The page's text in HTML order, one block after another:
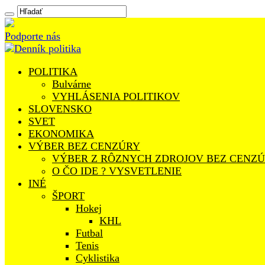
Podporte nás
POLITIKA
Bulvárne
VYHLÁSENIA POLITIKOV
SLOVENSKO
SVET
EKONOMIKA
VÝBER BEZ CENZÚRY
VÝBER Z RÔZNYCH ZDROJOV BEZ
O ČO IDE ? VYSVETLENIE
INÉ
ŠPORT
Hokej
KHL
Futbal
Tenis
Cyklistika